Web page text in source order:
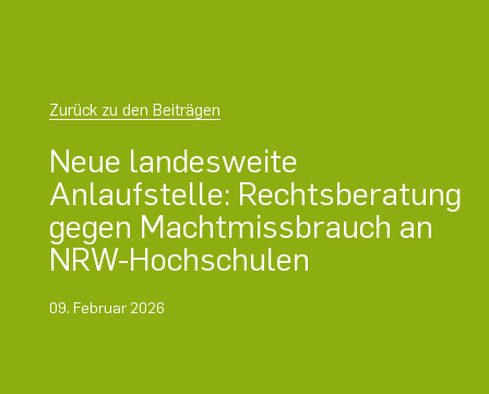
Zurück zu den Beiträgen
Neue landesweite
Anlaufstelle: Rechtsberatung
gegen Machtmissbrauch an
NRW-Hochschulen
09. Februar 2026